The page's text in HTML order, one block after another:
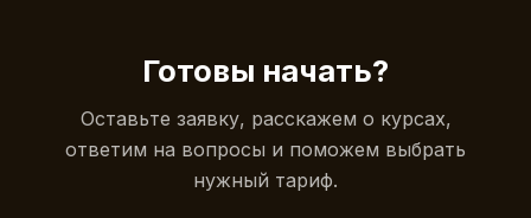
Готовы начать?
Оставьте заявку, расскажем о курсах,
ответим на вопросы и поможем выбрать
нужный тариф.